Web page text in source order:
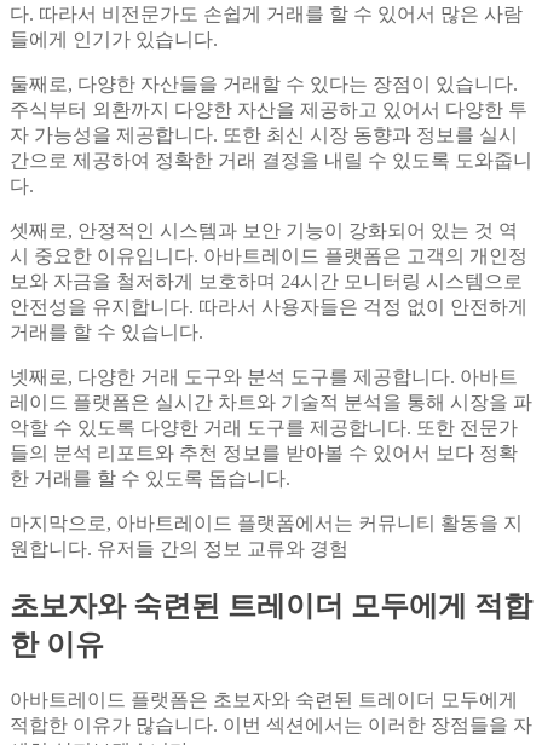
다. 따라서 비전문가도 손쉽게 거래를 할 수 있어서 많은 사람
들에게 인기가 있습니다.
둘째로, 다양한 자산들을 거래할 수 있다는 장점이 있습니다.
주식부터 외환까지 다양한 자산을 제공하고 있어서 다양한 투
자 가능성을 제공합니다. 또한 최신 시장 동향과 정보를 실시
간으로 제공하여 정확한 거래 결정을 내릴 수 있도록 도와줍니
다.
셋째로, 안정적인 시스템과 보안 기능이 강화되어 있는 것 역
시 중요한 이유입니다. 아바트레이드 플랫폼은 고객의 개인정
보와 자금을 철저하게 보호하며 24시간 모니터링 시스템으로
안전성을 유지합니다. 따라서 사용자들은 걱정 없이 안전하게
거래를 할 수 있습니다.
넷째로, 다양한 거래 도구와 분석 도구를 제공합니다. 아바트
레이드 플랫폼은 실시간 차트와 기술적 분석을 통해 시장을 파
악할 수 있도록 다양한 거래 도구를 제공합니다. 또한 전문가
들의 분석 리포트와 추천 정보를 받아볼 수 있어서 보다 정확
한 거래를 할 수 있도록 돕습니다.
마지막으로, 아바트레이드 플랫폼에서는 커뮤니티 활동을 지
원합니다. 유저들 간의 정보 교류와 경험
초보자와 숙련된 트레이더 모두에게 적합
한 이유
아바트레이드 플랫폼은 초보자와 숙련된 트레이더 모두에게
적합한 이유가 많습니다. 이번 섹션에서는 이러한 장점들을 자